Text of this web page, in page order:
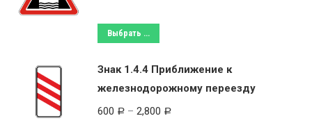
Выбрать ...
Знак 1.4.4 Приближение к
железнодорожному переезду
600 Р – 2,800 Р